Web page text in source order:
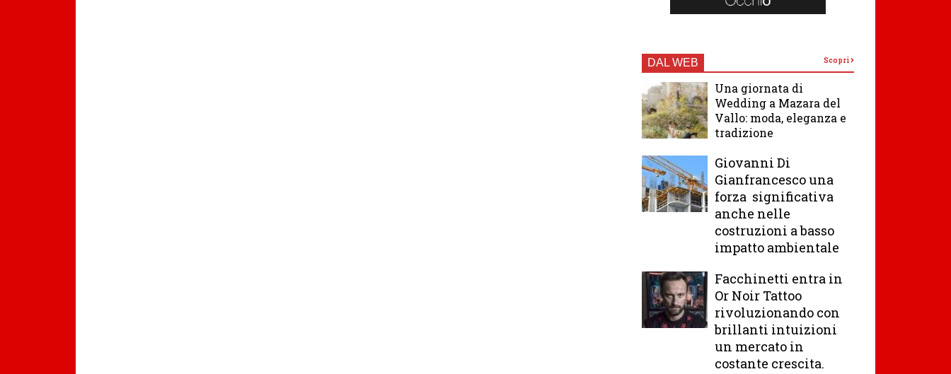
DAL WEB Scopri
Una giornata di
Wedding a Mazara del
Vallo: moda, eleganza e
tradizione
Giovanni Di
Gianfrancesco una
forza significativa
anche nelle
costruzioni a basso
impatto ambientale
Facchinetti entra in
Or Noir Tattoo
rivoluzionando con
brillanti intuizioni
un mercato in
costante crescita.